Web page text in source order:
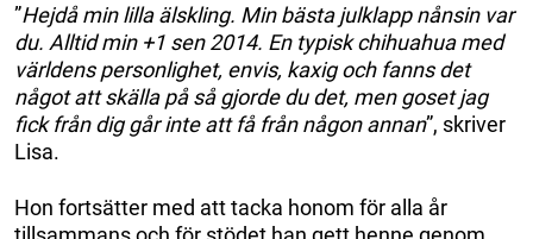
”Hejdå min lilla älskling. Min bästa julklapp nånsin var
du. Alltid min +1 sen 2014. En typisk chihuahua med
världens personlighet, envis, kaxig och fanns det
något att skälla på så gjorde du det, men goset jag
fick från dig går inte att få från någon annan”, skriver
Lisa.
Hon fortsätter med att tacka honom för alla år